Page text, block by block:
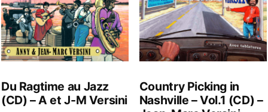
Du Ragtime au Jazz
(CD) – A et J-M Versini
Country Picking in
Nashville – Vol.1 (CD) –